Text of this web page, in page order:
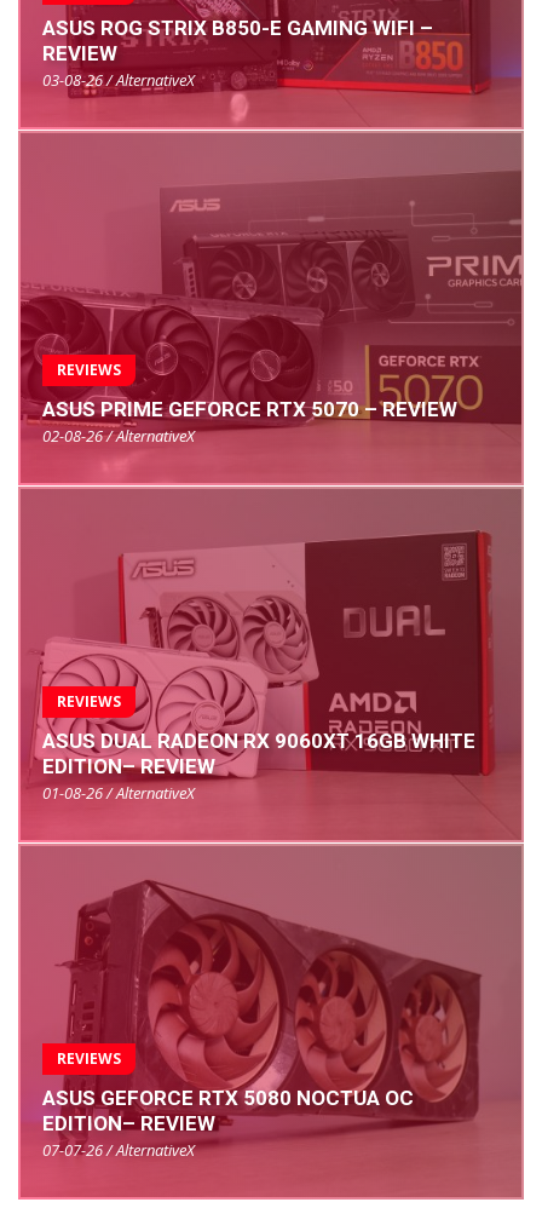
ASUS ROG STRIX B850-E GAMING WIFI –
REVIEW
03-08-26 / AlternativeX
REVIEWS
ASUS PRIME GEFORCE RTX 5070 – REVIEW
02-08-26 / AlternativeX
REVIEWS
ASUS DUAL RADEON RX 9060XT 16GB WHITE
EDITION– REVIEW
01-08-26 / AlternativeX
REVIEWS
ASUS GEFORCE RTX 5080 NOCTUA OC
EDITION– REVIEW
07-07-26 / AlternativeX